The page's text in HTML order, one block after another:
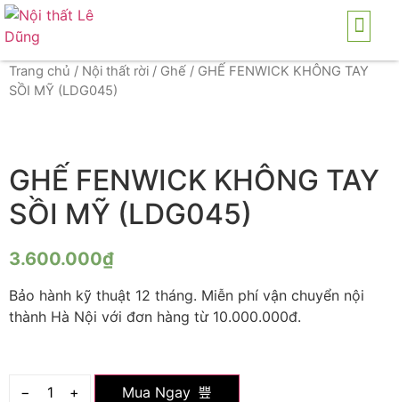
Trang chủ / Nội thất rời / Ghế / GHẾ FENWICK KHÔNG TAY
SỒI MỸ (LDG045)
GHẾ FENWICK KHÔNG TAY
SỒI MỸ (LDG045)
3.600.000₫
Bảo hành kỹ thuật 12 tháng. Miễn phí vận chuyển nội
thành Hà Nội với đơn hàng từ 10.000.000đ.
− + Mua Ngay